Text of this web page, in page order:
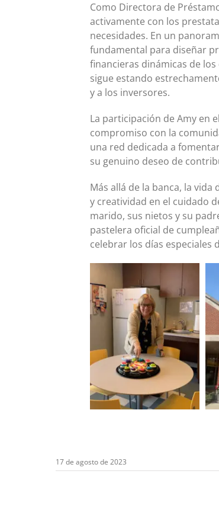
Como Directora de
activamente con los
necesidades. En un
fundamental para diseñar
financieras dinámicas de
sigue estando
y a los inversores.
La participación de Amy en el
compromiso con la
una red dedicada a
su genuino deseo de
Más allá de la banca, la
y creatividad en el cuidado
marido, sus nietos y su
pastelera oficial de
celebrar los días especiales
17 de agosto de 2023